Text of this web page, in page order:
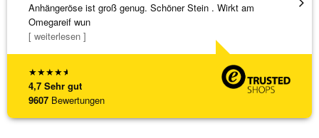
★★★★★
4,7 Sehr gut
9607 Bewertungen
Anhängeröse ist groß genug. Schöner Stein . Wirkt am
Omegareif wun
[ weiterlesen ]
3 x